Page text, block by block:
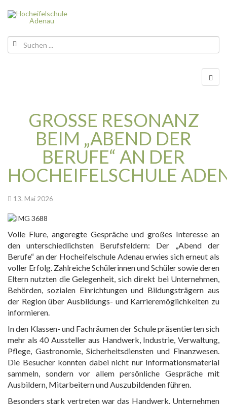
GROSSE RESONANZ B
EIM „ABEND DER B
ERUFE“ AN DER H
OCHEIFELSCHULE
13. Mai 2026
Volle Flure, angeregte Gespräche und großes Interesse an
den unterschiedlichsten Berufsfeldern: Der „Abend der
Berufe“ an der Hocheifelschule Adenau erwies sich erneut als
voller Erfolg. Zahlreiche Schülerinnen und Schüler sowie deren
Eltern nutzten die Gelegenheit, sich direkt bei Unternehmen,
Behörden, sozialen Einrichtungen und Bildungsträgern aus
der Region über Ausbildungs- und Karrieremöglichkeiten zu
informieren.
In den Klassen- und Fachräumen der Schule präsentierten sich
mehr als 40 Aussteller aus Handwerk, Industrie, Verwaltung,
Pflege, Gastronomie, Sicherheitsdiensten und Finanzwesen.
Die Besucher konnten dabei nicht nur Informationsmaterial
sammeln, sondern vor allem persönliche Gespräche mit
Ausbildern, Mitarbeitern und Auszubildenden führen.
Besonders stark vertreten war das Handwerk. Unternehmen